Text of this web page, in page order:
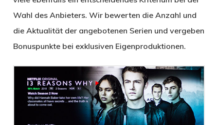
Wahl des Anbieters. Wir bewerten die Anzahl und
die Aktualität der angebotenen Serien und vergeben
Bonuspunkte bei exklusiven Eigenproduktionen.